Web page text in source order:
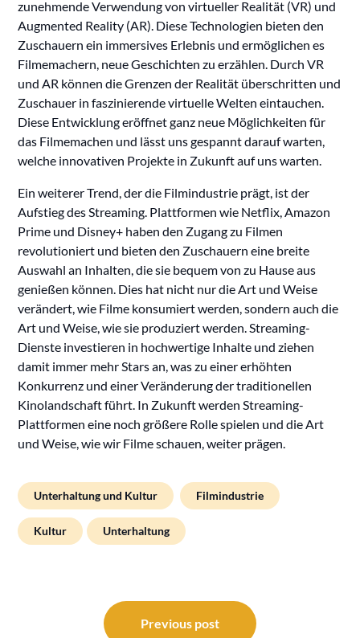
zunehmende Verwendung von virtueller Realität (VR) und
Augmented Reality (AR). Diese Technologien bieten den
Zuschauern ein immersives Erlebnis und ermöglichen es
Filmemachern, neue Geschichten zu erzählen. Durch VR
und AR können die Grenzen der Realität überschritten und
Zuschauer in faszinierende virtuelle Welten eintauchen.
Diese Entwicklung eröffnet ganz neue Möglichkeiten für
das Filmemachen und lässt uns gespannt darauf warten,
welche innovativen Projekte in Zukunft auf uns warten.
Ein weiterer Trend, der die Filmindustrie prägt, ist der
Aufstieg des Streaming. Plattformen wie Netflix, Amazon
Prime und Disney+ haben den Zugang zu Filmen
revolutioniert und bieten den Zuschauern eine breite
Auswahl an Inhalten, die sie bequem von zu Hause aus
genießen können. Dies hat nicht nur die Art und Weise
verändert, wie Filme konsumiert werden, sondern auch die
Art und Weise, wie sie produziert werden. Streaming-
Dienste investieren in hochwertige Inhalte und ziehen
damit immer mehr Stars an, was zu einer erhöhten
Konkurrenz und einer Veränderung der traditionellen
Kinolandschaft führt. In Zukunft werden Streaming-
Plattformen eine noch größere Rolle spielen und die Art
und Weise, wie wir Filme schauen, weiter prägen.
Unterhaltung und Kultur Filmindustrie
Kultur Unterhaltung
Beitragsnavigation
Previous post